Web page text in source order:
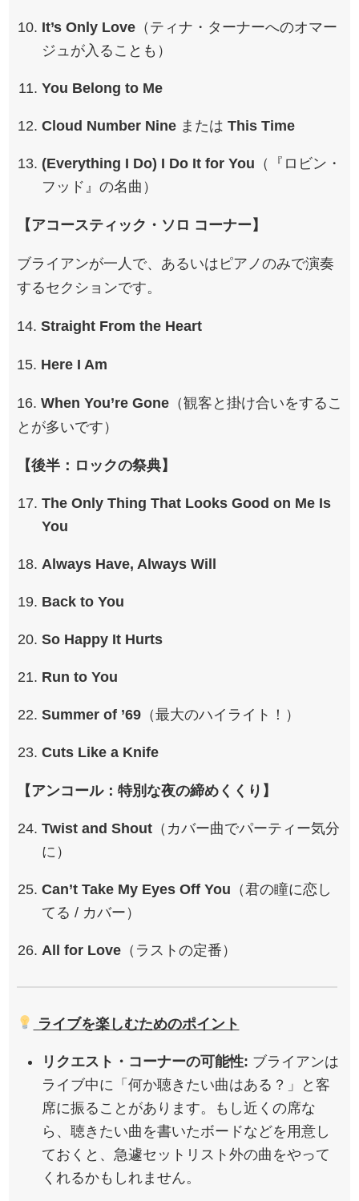
It’s Only Love（ティナ・ターナーへのオマー
ジュが入ることも）
You Belong to Me
Cloud Number Nineまたは This Time
(Everything I Do) I Do It for You （『ロビン・
フッド』の名曲）
【アコースティック・ソロ コーナー】
ブライアンが一人で、あるいはピアノのみで演奏
するセクションです。
14. Straight From the Heart
15. Here I Am
16. When You’re Gone （観客と掛け合いをするこ
とが多いです）
【後半：ロックの祭典】
The Only Thing That Looks Good on Me Is
You
Always Have, Always Will
Back to You
So Happy It Hurts
Run to You
Summer of ’69（最大のハイライト！）
Cuts Like a Knife
【アンコール：特別な夜の締めくくり】
Twist and Shout（カバー曲でパーティー気分
に）
Can’t Take My Eyes Off You （君の瞳に恋し
てる / カバー）
All for Love（ラストの定番）
ライブを楽しむためのポイント
リクエスト・コーナーの可能性: ブライアンは
ライブ中に「何か聴きたい曲はある？」と客
席に振ることがあります。もし近くの席な
ら、聴きたい曲を書いたボードなどを用意し
ておくと、急遽セットリスト外の曲をやって
くれるかもしれません。